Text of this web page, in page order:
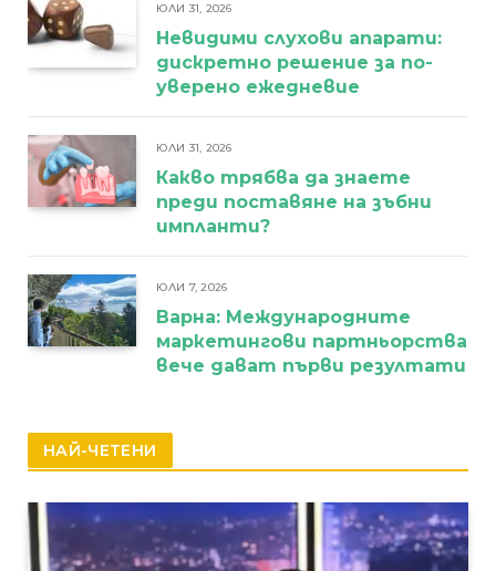
ЮЛИ 31, 2026
Невидими слухови апарати:
дискретно решение за по-
уверено ежедневие
ЮЛИ 31, 2026
Какво трябва да знаете
преди поставяне на зъбни
импланти?
ЮЛИ 7, 2026
Варна: Международните
маркетингови партньорства
вече дават първи резултати
НАЙ-ЧЕТЕНИ